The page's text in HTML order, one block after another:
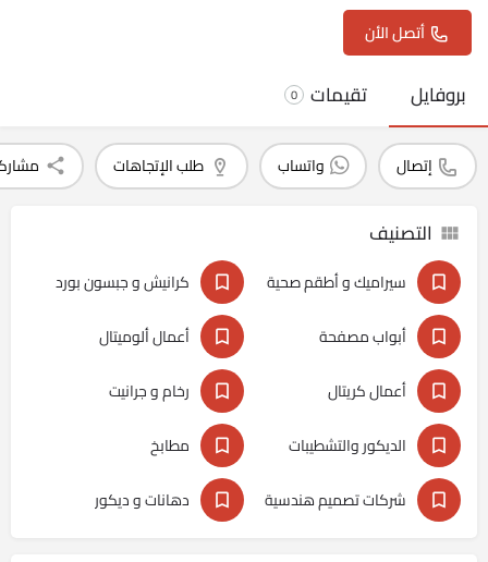
أتصل الأن
بروفايل تقيمات 0
إتصال واتساب طلب الإتجاهات
التصنيف
سيراميك و أطقم صحية
كرانيش و جبسون بورد
أبواب مصفحة
أعمال ألوميتال
أعمال كريتال
رخام و جرانيت
الديكور والتشطيبات
مطابخ
شركات تصميم هندسية
دهانات و ديكور